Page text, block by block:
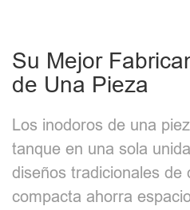
Su Mejor
de Una Pieza
Los inodoros de una
tanque en una sola
diseños tradicionales de
compacta ahorra